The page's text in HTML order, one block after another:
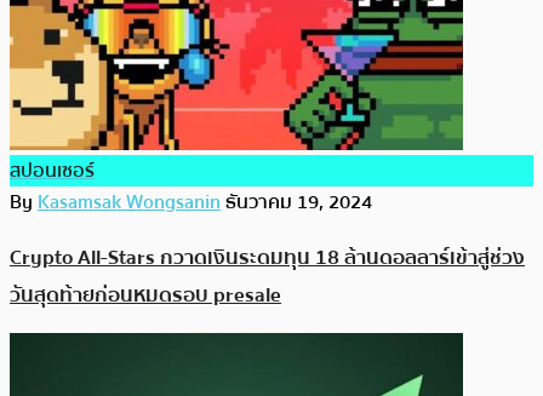
สปอนเซอร์
ByKasamsak Wongsaninธันวาคม 19, 2024
Crypto All-Stars กวาดเงินระดมทุน 18 ล้านดอลลาร์เข้าสู่ช่วง
วันสุดท้ายก่อนหมดรอบ presale